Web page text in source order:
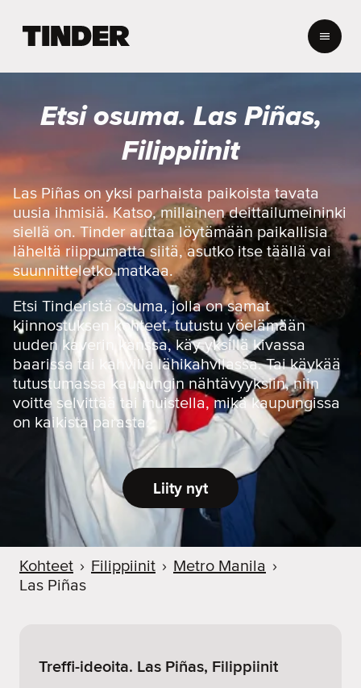
r
n
l
o
i
t
u
s
s
i
v
u
Etsi osuma. Las Piñas,
Filippiinit
Las Piñas on yksi parhaista paikoista tavata
uusia ihmisiä. Katso, millainen deittailumeininki
siellä on. Tinder auttaa löytämään paikallisia
läheltä riippumatta siitä, asutko itse täällä vai
suunnitteletko matkaa.
Etsi Tinderistä osuma, jolla on samat
kiinnostuksen kohteet, tutustu yöelämään
uuden kaverin kanssa, käy yksillä kivassa
baarissa tai kahvilla lähikahvilassa. Tai käykää
tutustumassa kaupungin nähtävyyksiin, niin
voitte selvittää tai muistella, mikä kaupungissa
on kaikista parasta.
Liity nyt
Kohteet › Filippiinit › Metro Manila ›
Las Piñas
Treffi-ideoita. Las Piñas, Filippiinit